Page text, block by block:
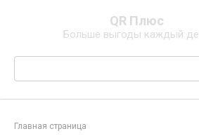
QR Плюс
Больше выгоды каждый
Поиск:
Главная страница